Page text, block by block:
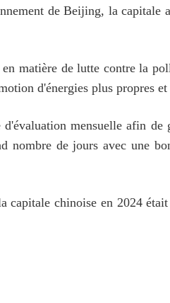
de Beijing, la
matière de lutte contre la
d'énergies plus propres
mensuelle afin
nombre de jours avec une
capitale chinoise en 2024